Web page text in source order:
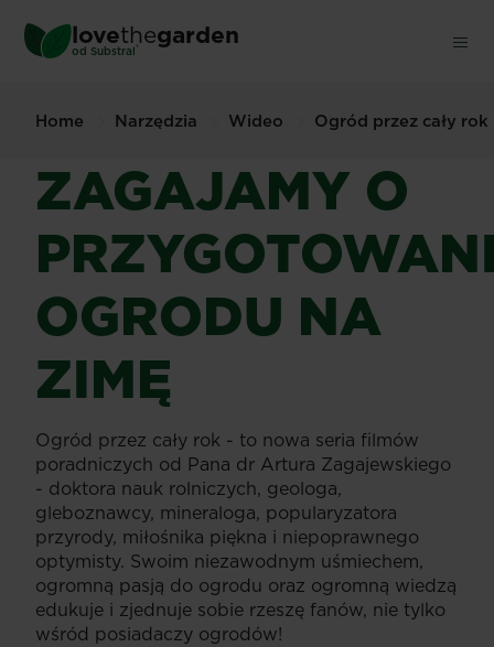
main
lovethegarden
od Substral ®
Home Narzędzia Wideo Ogród przez cały rok
ZAGAJAMY O
OGRODU NA
ZIMĘ
Ogród przez cały rok - to nowa seria filmów
poradniczych od Pana dr Artura Zagajewskiego
- doktora nauk rolniczych, geologa,
gleboznawcy, mineraloga, popularyzatora
przyrody, miłośnika piękna i niepoprawnego
optymisty. Swoim niezawodnym uśmiechem,
ogromną pasją do ogrodu oraz ogromną wiedzą
edukuje i zjednuje sobie rzeszę fanów, nie tylko
wśród posiadaczy ogrodów!